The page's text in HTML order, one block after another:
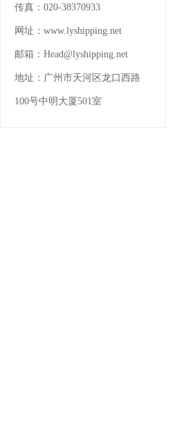
传真： 020-38370933
网址： www.lyshipping.net
邮箱： Head@lyshipping.net
地址： 广州市天河区龙口西路
100号中明大厦501室